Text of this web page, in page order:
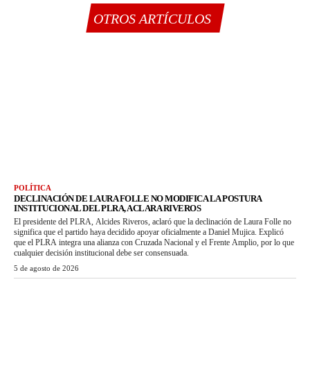
OTROS ARTÍCULOS
POLÍTICA
DECLINACIÓN DE LAURA FOLLE NO MODIFICA LA POSTURA
INSTITUCIONAL DEL PLRA, ACLARA RIVEROS
El presidente del PLRA, Alcides Riveros, aclaró que la declinación de Laura Folle no
significa que el partido haya decidido apoyar oficialmente a Daniel Mujica. Explicó
que el PLRA integra una alianza con Cruzada Nacional y el Frente Amplio, por lo que
cualquier decisión institucional debe ser consensuada.
5 de agosto de 2026